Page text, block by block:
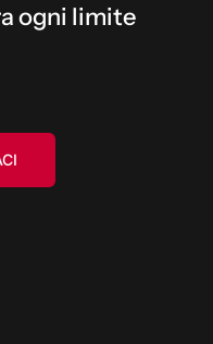
ogni limite